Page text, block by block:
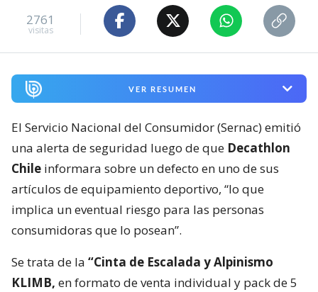
2761
visitas
VER RESUMEN
El Servicio Nacional del Consumidor (Sernac) emitió
una alerta de seguridad luego de que Decathlon
Chile informara sobre un defecto en uno de sus
artículos de equipamiento deportivo, “lo que
implica un eventual riesgo para las personas
consumidoras que lo posean”.
Se trata de la “Cinta de Escalada y Alpinismo
KLIMB, en formato de venta individual y pack de 5